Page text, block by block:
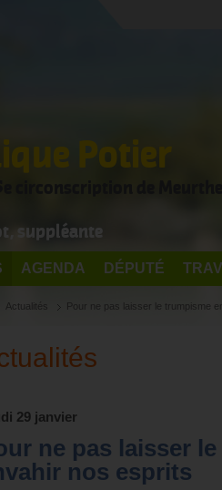
Potier
suppléante
AGENDA DÉPUTÉ
Actualités Pour ne pas laisser le trumpisme
29 janvier
ne pas laisser
nos esprits